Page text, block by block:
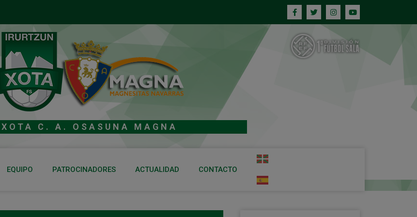
XOTA C. A. OSASUNA MAGNA
EQUIPO PATROCINADORES ACTUALIDAD CONTACTO